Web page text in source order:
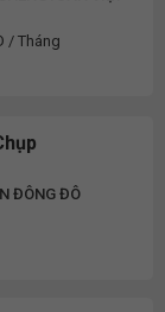
/ Tháng
ĐÔNG ĐÔ